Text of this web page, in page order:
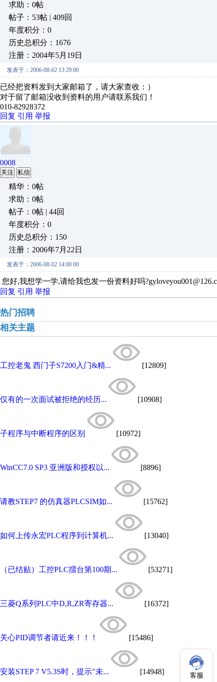
求助：0帖
帖子：53帖 | 409回
年度积分：0
历史总积分：1676
注册：2004年5月19日
发表于：2006-08-02 13:29:00
已经把资料发到大家邮箱了，请大家查收：）
对于留了邮箱没收到资料的用户请联系我们！
010-82928372
回复 引用 举报
0008
关注 私信
精华：0帖
求助：0帖
帖子：0帖 | 44回
年度积分：0
历史总积分：150
注册：2006年7月22日
发表于：2006-08-02 14:00:00
您好,我想学一学,请给我也发一份资料好吗
回复 引用 举报
热门招聘
相关主题
工控老鬼 西门子S7200入门&精... [12809]
仅有的一次面试被拒绝的经历... [10908]
子程序与中断程序的区别 [10972]
WinCC7.0 SP3 亚洲版和授权以... [8896]
请教STEP7 的仿真器PLCSIM如... [15762]
如何上传永宏PLC程序到计算机... [13040]
（已结贴）工控PLC擂台第100期... [53271]
三菱Q系列PLC中D,R,ZR寄存器... [16372]
关心PID调节者请近来！！！ [15486]
安装STEP 7 V5.3S时，提示"未... [14948] 客服